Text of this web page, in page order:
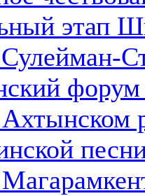
этап
Сулейман-
Ахтынском